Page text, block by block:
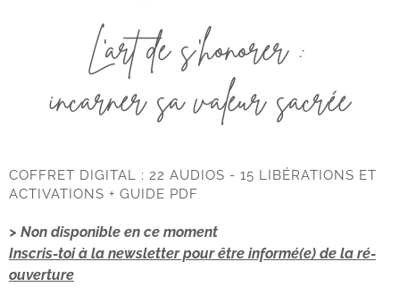
L'art de s'honorer :
incarner sa valeur sacrée
COFFRET DIGITAL : 22 AUDIOS - 15 LIBÉRATIONS ET
ACTIVATIONS + GUIDE PDF
> Non disponible en ce moment
Inscris-toi à la newsletter pour être informé(e) de la ré-
ouverture